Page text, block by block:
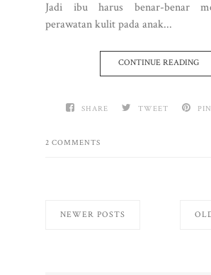
Jadi ibu harus benar-benar
perawatan kulit pada anak...
CONTINUE READING
SHARE TWEET PIN
2 COMMENTS
NEWER POSTS